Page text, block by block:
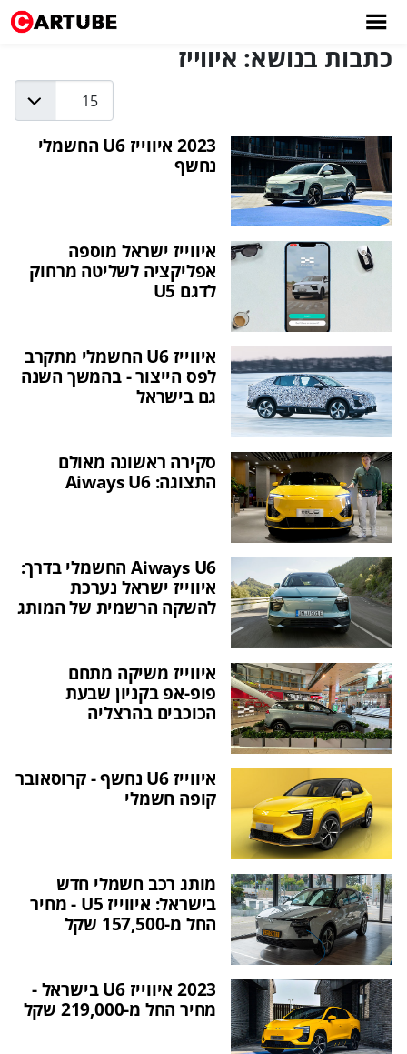
כתבות בנושא: איווייז
2023 איווייז U6 החשמלי
נחשף
איווייז ישראל מוספה
אפליקציה לשליטה מרחוק
לדגם U5
איווייז U6 החשמלי מתקרב
לפס הייצור - בהמשך השנה
גם בישראל
סקירה ראשונה מאולם
התצוגה: Aiways U6
Aiways U6 החשמלי בדרך:
איווייז ישראל נערכת
להשקה הרשמית של המותג
איווייז משיקה מתחם
פופ-אפ בקניון שבעת
הכוכבים בהרצליה
איווייז U6 נחשף - קרוסאובר
קופה חשמלי
מותג רכב חשמלי חדש
בישראל: איווייז U5 - מחיר
החל מ-157,500 שקל
2023 איווייז U6 בישראל -
מחיר החל מ-219,000 שקל